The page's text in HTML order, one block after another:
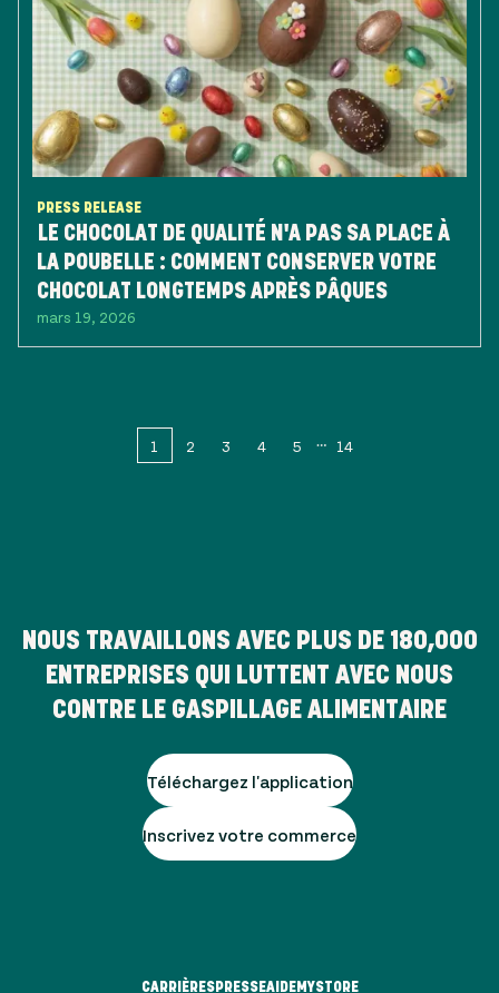
PRESS RELEASE
LE CHOCOLAT DE QUALITÉ N'A PAS SA PLACE À
LA POUBELLE : COMMENT CONSERVER VOTRE
CHOCOLAT LONGTEMPS APRÈS PÂQUES
mars 19, 2026
1 2 3 4 5 14
NOUS TRAVAILLONS AVEC PLUS DE 180,000
ENTREPRISES QUI LUTTENT AVEC NOUS
CONTRE LE GASPILLAGE ALIMENTAIRE
Téléchargez l'application
Inscrivez votre commerce
CARRIÈRESPRESSEAIDEMYSTORE